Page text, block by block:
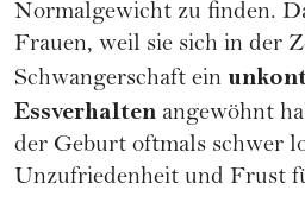
Normalgewicht zu finden.
Frauen, weil sie sich in der
Schwangerschaft ein
Essverhalten angewöhnt
der Geburt oftmals schwer
Unzufriedenheit und Frust